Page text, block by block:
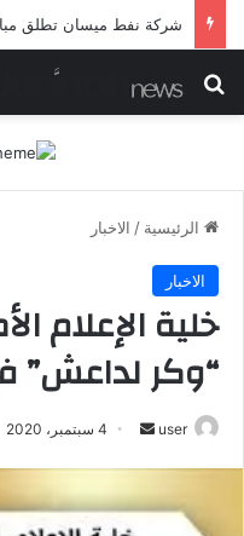
بحث عن
الرئيسية / الاخبار
الاخبار
خلية الإعلام
“وكر لداعش”
user
أرسل 4 سبتمبر، 2020